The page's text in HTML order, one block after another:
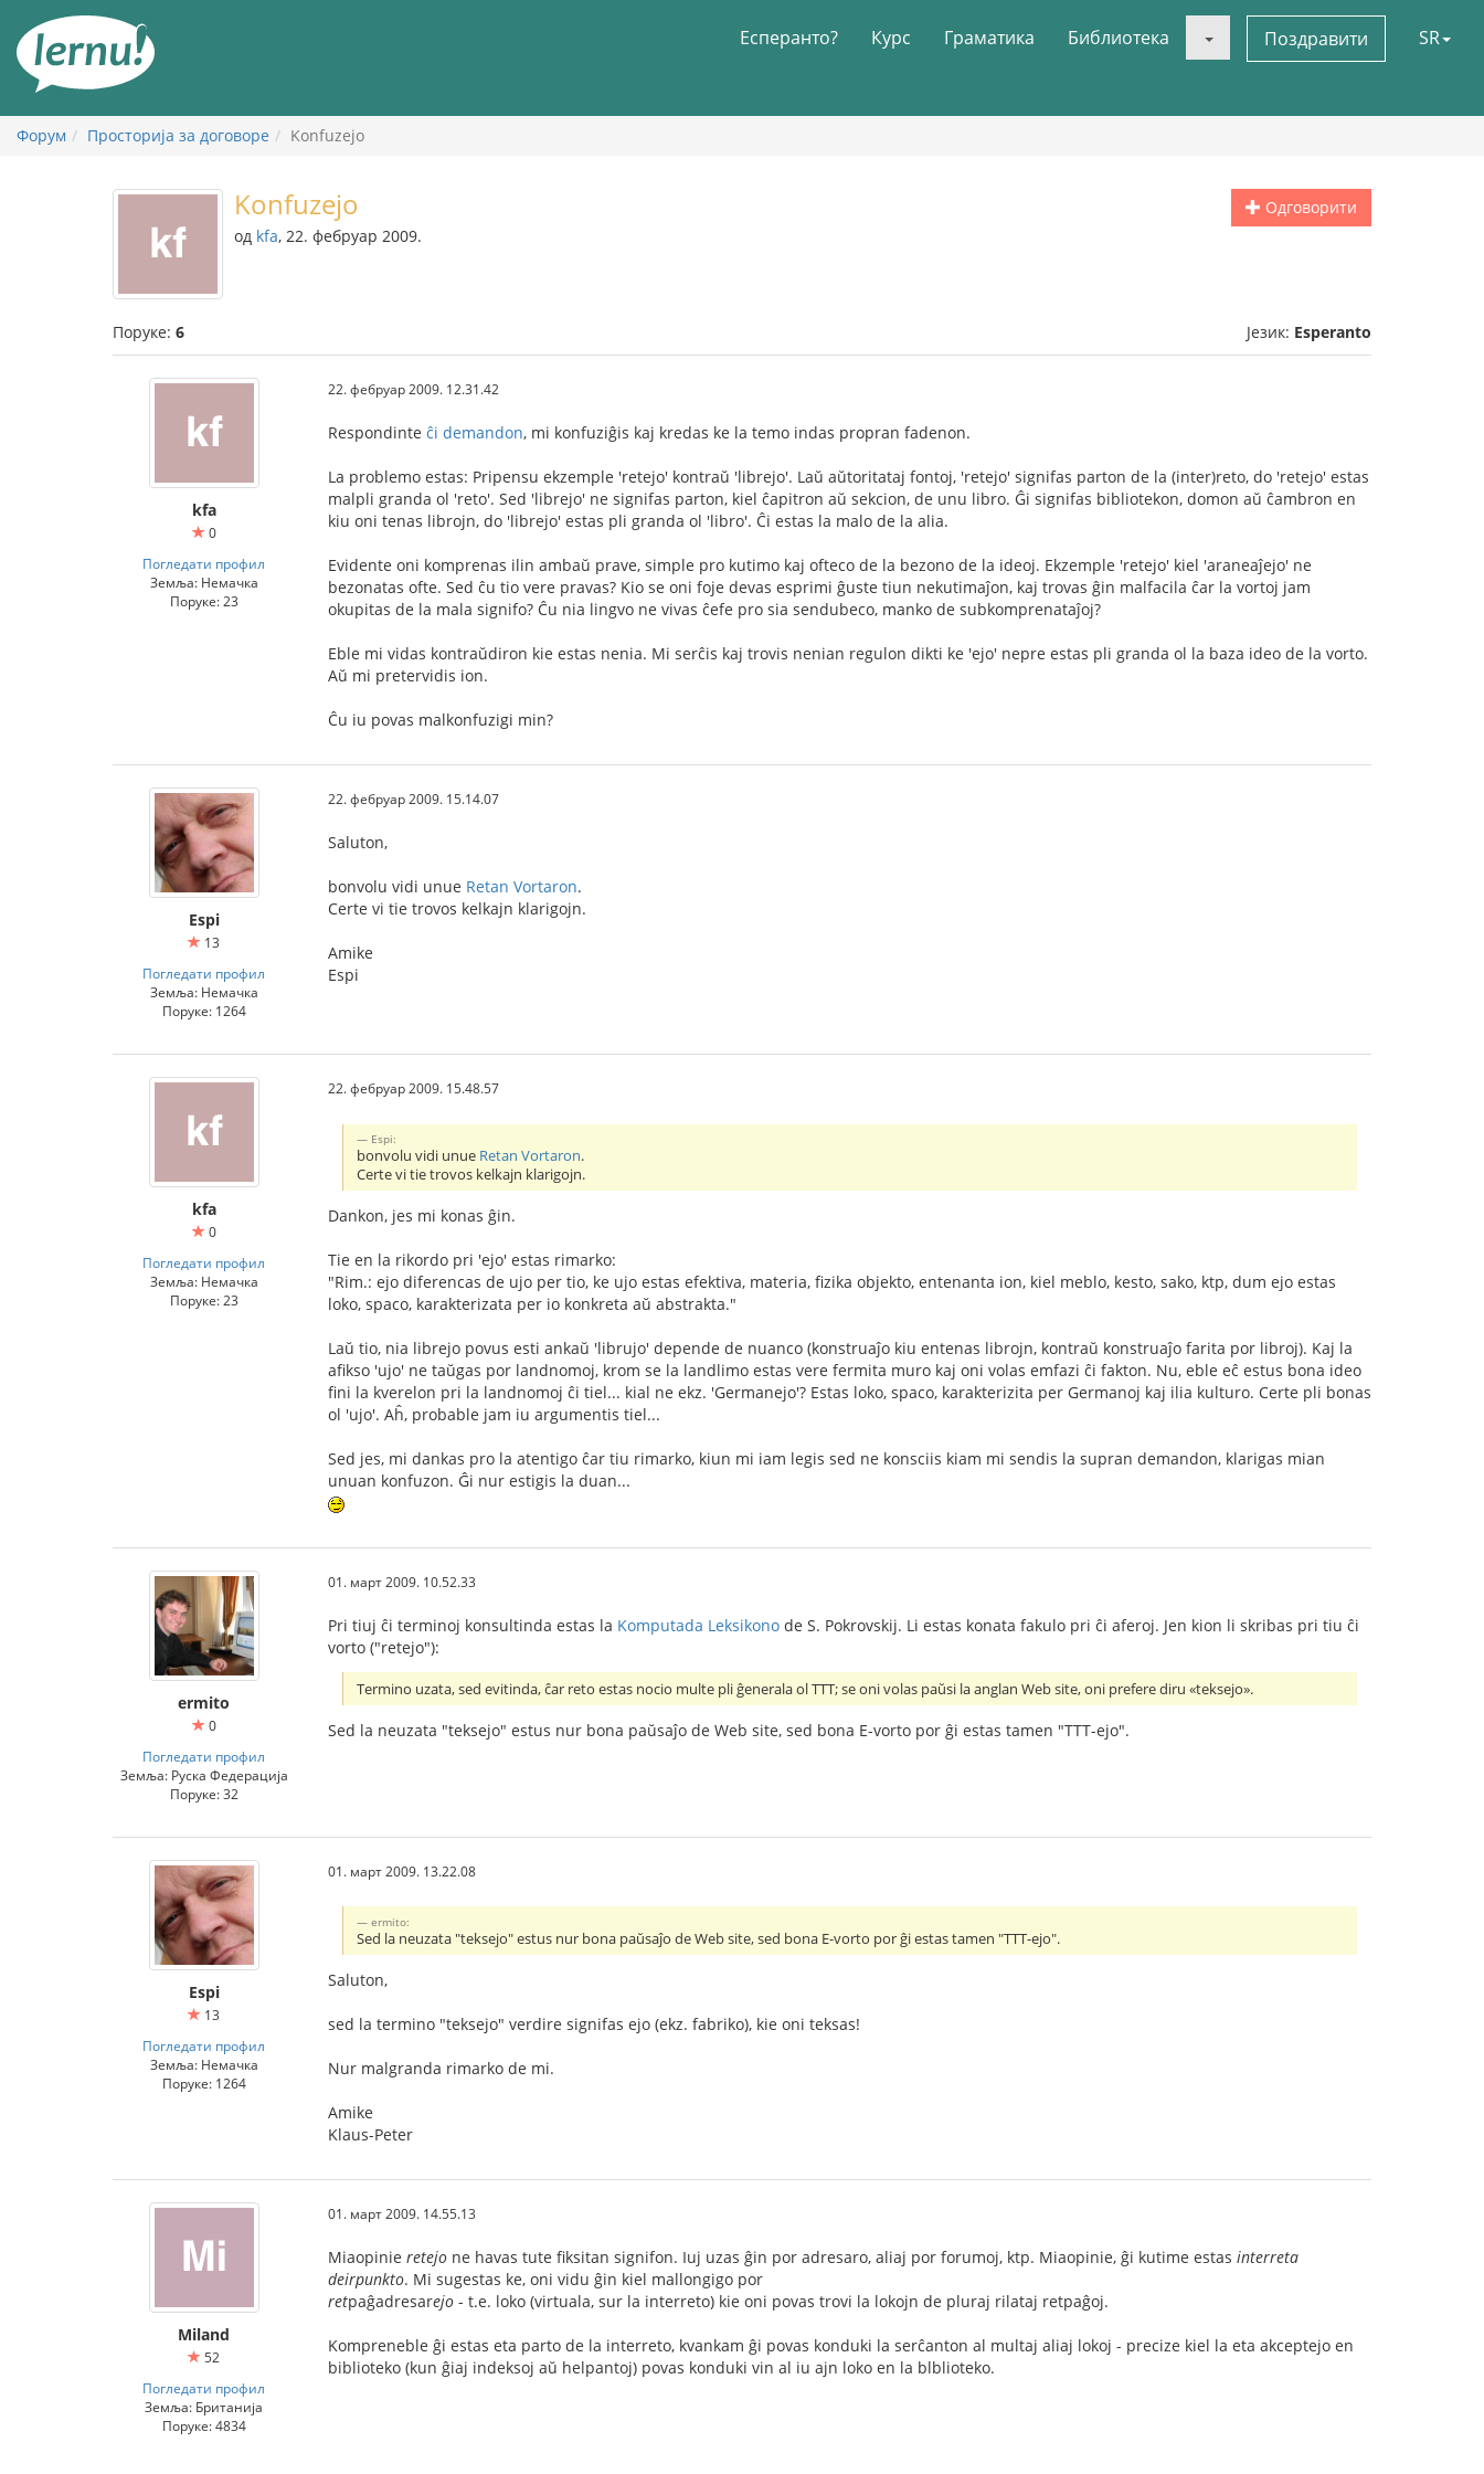
садржају
Есперанто? Курс Граматика Библиотека Поздравити SR
Форум Просторија за договоре Konfuzejo
Одговорити
Konfuzejo
од kfa, 22. фебруар 2009.
Поруке: 6 Језик: Esperanto
kfa
0
Погледати профил
Земља: Немачка
Поруке: 23
22. фебруар 2009. 12.31.42
Respondinte ĉi demandon, mi konfuziĝis kaj kredas ke la temo indas propran fadenon.
La problemo estas: Pripensu ekzemple 'retejo' kontraŭ 'librejo'. Laŭ aŭtoritataj fontoj, 'retejo' signifas parton de la (inter)reto, do 'retejo' estas
malpli granda ol 'reto'. Sed 'librejo' ne signifas parton, kiel ĉapitron aŭ sekcion, de unu libro. Ĝi signifas bibliotekon, domon aŭ ĉambron en
kiu oni tenas librojn, do 'librejo' estas pli granda ol 'libro'. Ĉi estas la malo de la alia.
Evidente oni komprenas ilin ambaŭ prave, simple pro kutimo kaj ofteco de la bezono de la ideoj. Ekzemple 'retejo' kiel 'araneaĵejo' ne
bezonatas ofte. Sed ĉu tio vere pravas? Kio se oni foje devas esprimi ĝuste tiun nekutimaĵon, kaj trovas ĝin malfacila ĉar la vortoj jam
okupitas de la mala signifo? Ĉu nia lingvo ne vivas ĉefe pro sia sendubeco, manko de subkomprenataĵoj?
Eble mi vidas kontraŭdiron kie estas nenia. Mi serĉis kaj trovis nenian regulon dikti ke 'ejo' nepre estas pli granda ol la baza ideo de la vorto.
Aŭ mi pretervidis ion.
Ĉu iu povas malkonfuzigi min?
Espi
13
Погледати профил
Земља: Немачка
Поруке: 1264
22. фебруар 2009. 15.14.07
Saluton,
bonvolu vidi unue Retan Vortaron.
Certe vi tie trovos kelkajn klarigojn.
Amike
Espi
kfa
0
Погледати профил
Земља: Немачка
Поруке: 23
22. фебруар 2009. 15.48.57
Espi:
bonvolu vidi unue Retan Vortaron.
Certe vi tie trovos kelkajn klarigojn.
Dankon, jes mi konas ĝin.
Tie en la rikordo pri 'ejo' estas rimarko:
"Rim.: ejo diferencas de ujo per tio, ke ujo estas efektiva, materia, fizika objekto, entenanta ion, kiel meblo, kesto, sako, ktp, dum ejo estas
loko, spaco, karakterizata per io konkreta aŭ abstrakta."
Laŭ tio, nia librejo povus esti ankaŭ 'librujo' depende de nuanco (konstruaĵo kiu entenas librojn, kontraŭ konstruaĵo farita por libroj). Kaj la
afikso 'ujo' ne taŭgas por landnomoj, krom se la landlimo estas vere fermita muro kaj oni volas emfazi ĉi fakton. Nu, eble eĉ estus bona ideo
fini la kverelon pri la landnomoj ĉi tiel... kial ne ekz. 'Germanejo'? Estas loko, spaco, karakterizita per Germanoj kaj ilia kulturo. Certe pli bonas
ol 'ujo'. Aĥ, probable jam iu argumentis tiel...
Sed jes, mi dankas pro la atentigo ĉar tiu rimarko, kiun mi iam legis sed ne konsciis kiam mi sendis la supran demandon, klarigas mian
unuan konfuzon. Ĝi nur estigis la duan...
ermito
0
Погледати профил
Земља: Руска Федерација
Поруке: 32
01. март 2009. 10.52.33
Pri tiuj ĉi terminoj konsultinda estas la Komputada Leksikono de S. Pokrovskij. Li estas konata fakulo pri ĉi aferoj. Jen kion li skribas pri tiu ĉi
vorto ("retejo"):
Termino uzata, sed evitinda, ĉar reto estas nocio multe pli ĝenerala ol TTT; se oni volas paŭsi la anglan Web site, oni prefere diru «teksejo».
Sed la neuzata "teksejo" estus nur bona paŭsaĵo de Web site, sed bona E-vorto por ĝi estas tamen "TTT-ejo".
Espi
13
Погледати профил
Земља: Немачка
Поруке: 1264
01. март 2009. 13.22.08
ermito:
Sed la neuzata "teksejo" estus nur bona paŭsaĵo de Web site, sed bona E-vorto por ĝi estas tamen "TTT-ejo".
Saluton,
sed la termino "teksejo" verdire signifas ejo (ekz. fabriko), kie oni teksas!
Nur malgranda rimarko de mi.
Amike
Klaus-Peter
Miland
52
Погледати профил
Земља: Британија
Поруке: 4834
01. март 2009. 14.55.13
Miaopinie retejo ne havas tute fiksitan signifon. Iuj uzas ĝin por adresaro, aliaj por forumoj, ktp. Miaopinie, ĝi kutime estas interreta
deirpunkto. Mi sugestas ke, oni vidu ĝin kiel mallongigo por
retpaĝadresarejo - t.e. loko (virtuala, sur la interreto) kie oni povas trovi la lokojn de pluraj rilataj retpaĝoj.
Kompreneble ĝi estas eta parto de la interreto, kvankam ĝi povas konduki la serĉanton al multaj aliaj lokoj - precize kiel la eta akceptejo en
biblioteko (kun ĝiaj indeksoj aŭ helpantoj) povas konduki vin al iu ajn loko en la blblioteko.